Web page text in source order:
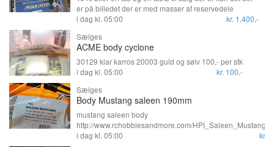
er på billedet der er med masser af reservedele
Associated
kr. 1.400,-
i dag kl. 05:00
Sælges
ACME body cyclone
30129 klar karros 20003 guld og sølv 100,- per stk
kr. 100,-
i dag kl. 05:00
Sælges
Body Mustang saleen 190mm
mustang saleen body
http://www.rchobbiesandmore.com/
details.aspx pris + porto
kr.
i dag kl. 05:00